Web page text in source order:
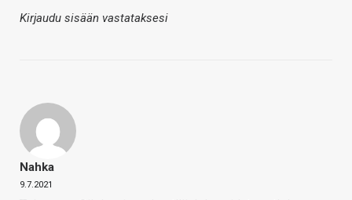
Kirjaudu sisään vastataksesi
Nahka
9.7.2021